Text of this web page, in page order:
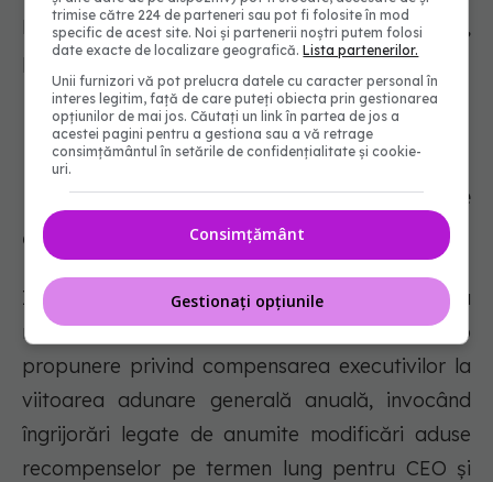
Donald Trump, a fost forțat să demisioneze,
potrivit unor rapoarte din presă.
ISS recomandă respingerea
propunerii privind salariile
executivilor Pfizer
Institutional Shareholder Services (ISS) a
recomandat investitorilor Pfizer să respingă o
propunere privind compensarea executivilor la
viitoarea adunare generală anuală, invocând
îngrijorări legate de anumite modificări aduse
recompenselor pe termen lung pentru CEO și
trimise către 224 de parteneri sau pot fi folosite în mod
specific de acest site. Noi și partenerii noștri putem folosi
date exacte de localizare geografică.Lista partenerilor.
Unii furnizori vă pot prelucra datele cu caracter personal în
interes legitim, față de care puteți obiecta prin gestionarea
opțiunilor de mai jos. Căutați un link în partea de jos a
acestei pagini pentru a gestiona sau a vă retrage
consimțământul în setările de confidențialitate și cookie-
uri.
Consimțământ
Gestionați opțiunile